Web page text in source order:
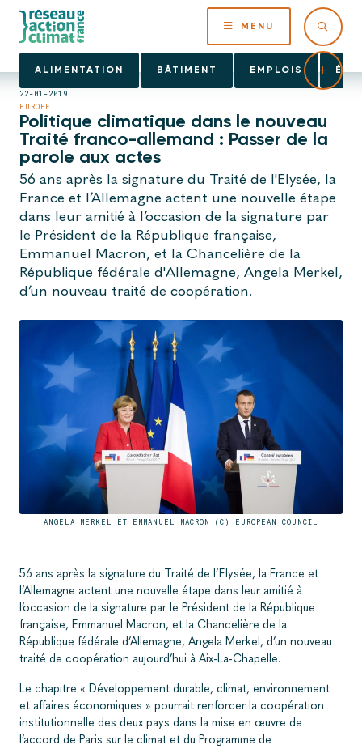
MENU
ALIMENTATION BÂTIMENT EMPLOIS
22-01-2019
EUROPE
Politique climatique dans le nouveau
Traité franco-allemand : Passer de la
parole aux actes
56 ans après la signature du Traité de l'Elysée, la
France et l’Allemagne actent une nouvelle étape
dans leur amitié à l’occasion de la signature par
le Président de la République française,
Emmanuel Macron, et la Chancelière de la
République fédérale d'Allemagne, Angela Merkel,
d’un nouveau traité de coopération.
ANGELA MERKEL ET EMMANUEL MACRON (C) EUROPEAN COUNCIL
56 ans après la signature du Traité de l’Elysée, la France et
l’Allemagne actent une nouvelle étape dans leur amitié à
l’occasion de la signature par le Président de la République
française, Emmanuel Macron, et la Chancelière de la
République fédérale d’Allemagne, Angela Merkel, d’un nouveau
traité de coopération aujourd’hui à Aix-La-Chapelle.
Le chapitre « Développement durable, climat, environnement
et affaires économiques » pourrait renforcer la coopération
institutionnelle des deux pays dans la mise en œuvre de
l’accord de Paris sur le climat et du Programme de